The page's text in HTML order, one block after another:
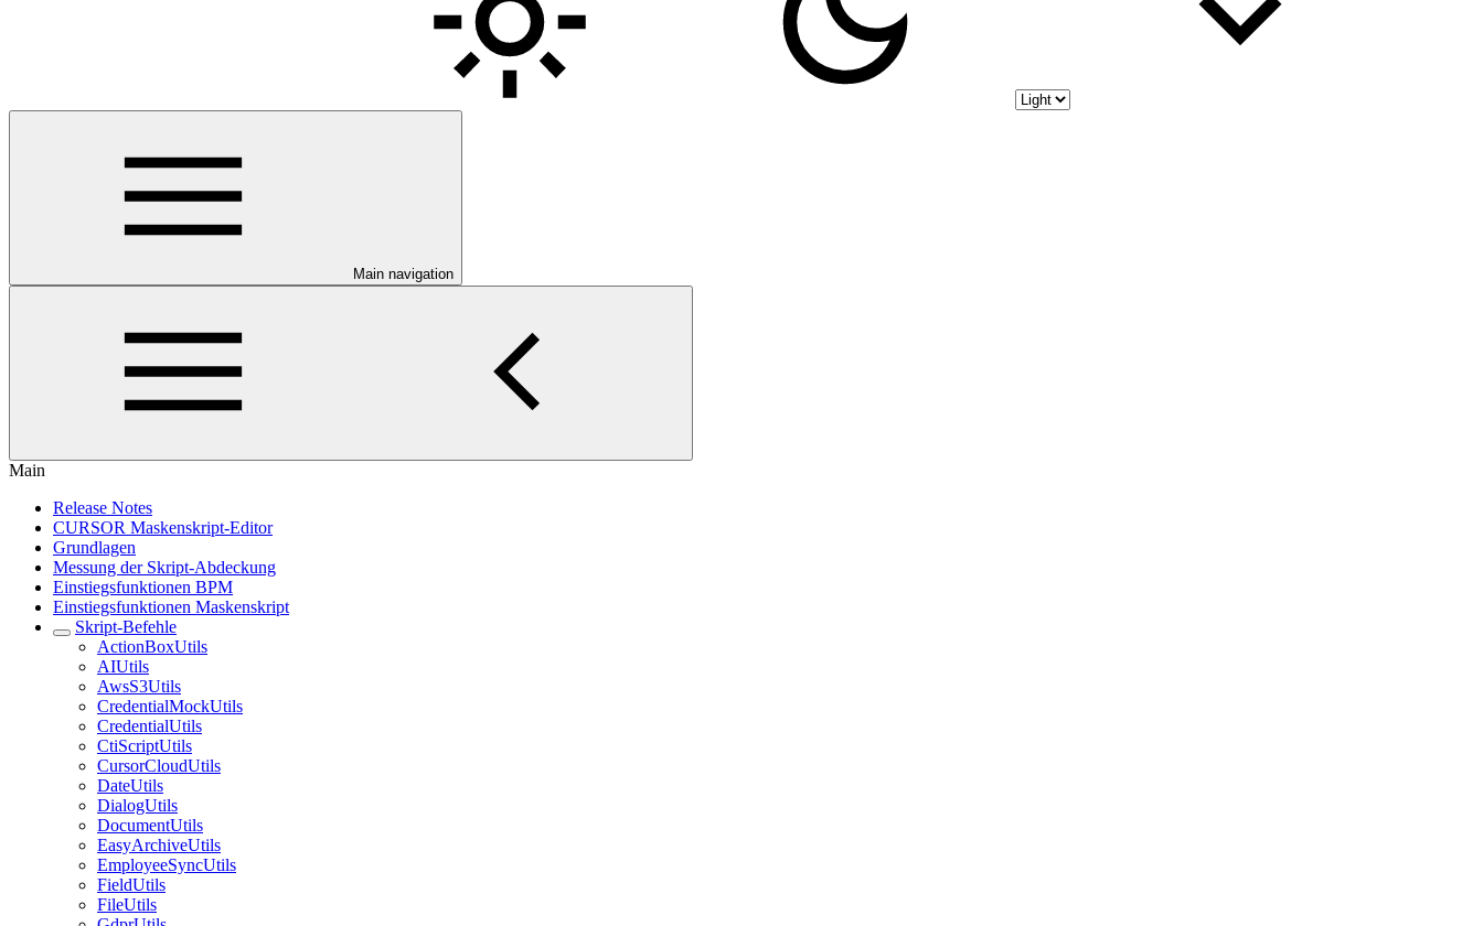
Main navigation
Main
Release Notes
CURSOR Maskenskript-Editor
Grundlagen
Messung der Skript-Abdeckung
Einstiegsfunktionen BPM
Einstiegsfunktionen Maskenskript
Skript-Befehle
ActionBoxUtils
AIUtils
AwsS3Utils
CredentialMockUtils
CredentialUtils
CtiScriptUtils
CursorCloudUtils
DateUtils
DialogUtils
DocumentUtils
EasyArchiveUtils
EmployeeSyncUtils
FieldUtils
FileUtils